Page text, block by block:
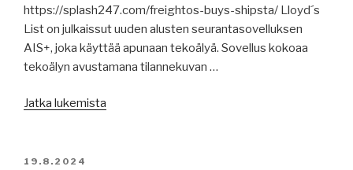
vuotta,
Arctian
omistajaohjaus
LVM:lle,
Saksa
https://splash247.com/freightos-buys-shipsta/ Lloyd´s
List on julkaissut uuden alusten seurantasovelluksen
AIS+, joka käyttää apunaan tekoälyä. Sovellus kokoaa
tekoälyn avustamana tilannekuvan …
Jatka lukemista
JULKAISTU
19.8.2024